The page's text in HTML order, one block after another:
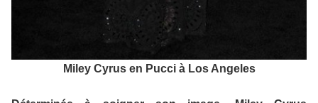
Miley Cyrus en Pucci à Los Angeles